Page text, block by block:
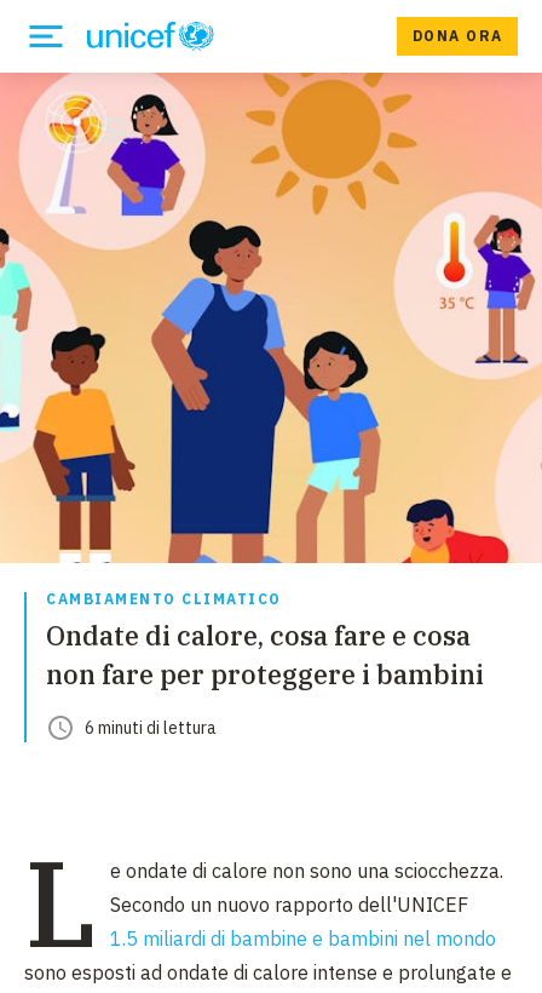
DONA ORA
CAMBIAMENTO CLIMATICO
Ondate di calore, cosa fare e cosa
non fare per proteggere i bambini
6 minuti di lettura
L
e ondate di calore non sono una sciocchezza.
Secondo un nuovo rapporto dell'UNICEF
1.5 miliardi di bambine e bambini nel mondo
sono esposti ad ondate di calore intense e prolungate e